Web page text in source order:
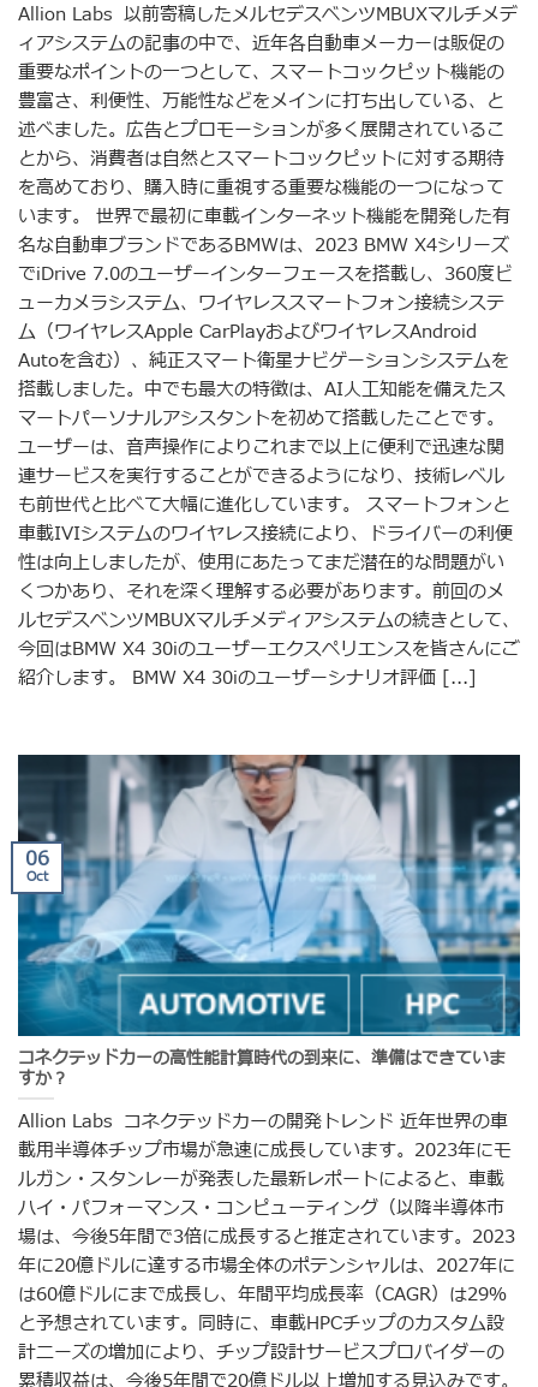
Allion Labs 以前寄稿したメルセデスベンツMBUXマルチメデ
ィアシステムの記事の中で、近年各自動車メーカーは販促の
重要なポイントの一つとして、スマートコックピット機能の
豊富さ、利便性、万能性などをメインに打ち出している、と
述べました。広告とプロモーションが多く展開されているこ
とから、消費者は自然とスマートコックピットに対する期待
を高めており、購入時に重視する重要な機能の一つになって
います。 世界で最初に車載インターネット機能を開発した有
名な自動車ブランドであるBMWは、2023 BMW X4シリーズ
でiDrive 7.0のユーザーインターフェースを搭載し、360度ビ
ューカメラシステム、ワイヤレススマートフォン接続システ
ム（ワイヤレスApple CarPlayおよびワイヤレスAndroid
Autoを含む）、純正スマート衛星ナビゲーションシステムを
搭載しました。中でも最大の特徴は、AI人工知能を備えたス
マートパーソナルアシスタントを初めて搭載したことです。
ユーザーは、音声操作によりこれまで以上に便利で迅速な関
連サービスを実行することができるようになり、技術レベル
も前世代と比べて大幅に進化しています。 スマートフォンと
車載IVIシステムのワイヤレス接続により、ドライバーの利便
性は向上しましたが、使用にあたってまだ潜在的な問題がい
くつかあり、それを深く理解する必要があります。前回のメ
ルセデスベンツMBUXマルチメディアシステムの続きとして、
今回はBMW X4 30iのユーザーエクスペリエンスを皆さんにご
紹介します。 BMW X4 30iのユーザーシナリオ評価 [...]
コネクテッドカーの高性能計算時代の到来に、準備はできていま
すか？
Allion Labs コネクテッドカーの開発トレンド 近年世界の車
載用半導体チップ市場が急速に成長しています。2023年にモ
ルガン・スタンレーが発表した最新レポートによると、車載
ハイ・パフォーマンス・コンピューティング（以降半導体市
場は、今後5年間で3倍に成長すると推定されています。2023
年に20億ドルに達する市場全体のポテンシャルは、2027年に
は60億ドルにまで成長し、年間平均成長率（CAGR）は29％
と予想されています。同時に、車載HPCチップのカスタム設
計ニーズの増加により、チップ設計サービスプロバイダーの
06
Oct